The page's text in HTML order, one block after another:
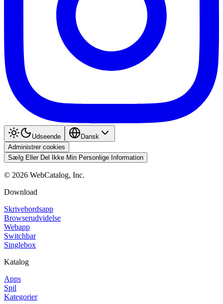
Udseende
Dansk
Administrer cookies
Sælg Eller Del Ikke Min Personlige Information
© 2026 WebCatalog, Inc.
Download
Skrivebordsapp
Browserudvidelse
Webapp
Switchbar
Singlebox
Katalog
Apps
Spil
Kategorier